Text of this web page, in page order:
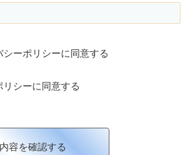
シーポリシーに同意する
リシーに同意する
内容を確認する